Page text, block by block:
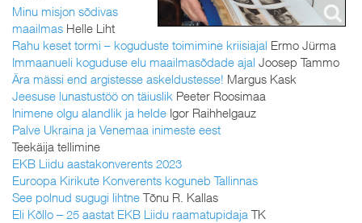
Minu misjon sõdivas
maailmas Helle Liht
Rahu keset tormi – koguduste toimimine kriisiajal Ermo Jürma
Immaanueli koguduse elu maailmasõdade ajal Joosep Tammo
Ära mässi end argistesse askeldustesse! Margus Kask
Jeesuse lunastustöö on täiuslik Peeter Roosimaa
Inimene olgu alandlik ja helde Igor Raihhelgauz
Palve Ukraina ja Venemaa inimeste eest
Teekäija tellimine
EKB Liidu aastakonverents 2023
Euroopa Kirikute Konverents koguneb Tallinnas
See polnud sugugi lihtne Tõnu R. Kallas
Eli Kõllo ‒ 25 aastat EKB Liidu raamatupidaja TK